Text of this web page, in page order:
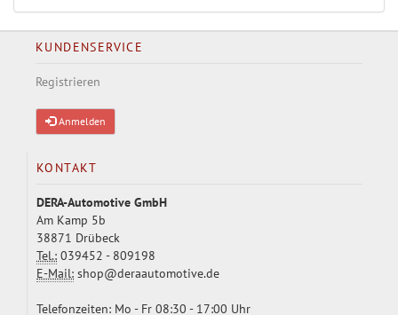
KUNDENSERVICE
Registrieren
Anmelden
KONTAKT
DERA-Automotive GmbH
Am Kamp 5b
38871 Drübeck
Tel.: 039452 - 809198
E-Mail: shop@deraautomotive.de
Telefonzeiten: Mo - Fr 08:30 - 17:00 Uhr